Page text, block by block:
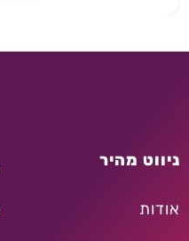
ניווט מהיר
אודות